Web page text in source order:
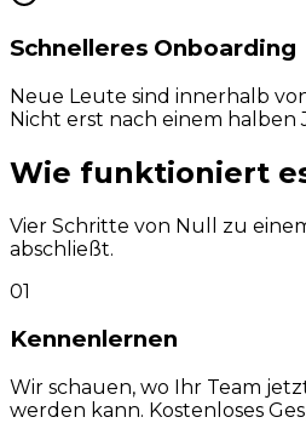
Schnelleres Onboarding
Neue Leute sind innerhalb
Nicht erst nach einem halben
Wie funktioniert
Vier Schritte von Null zu
abschließt.
01
Kennenlernen
Wir schauen, wo Ihr Team
werden kann. Kostenloses